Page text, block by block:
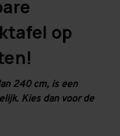
op
240 cm, is een
Kies dan voor de